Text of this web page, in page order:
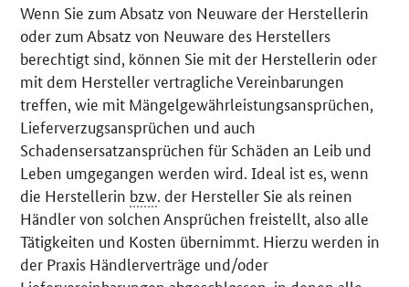
Wenn Sie zum Absatz von Neuware der Herstellerin
oder zum Absatz von Neuware des Herstellers
berechtigt sind, können Sie mit der Herstellerin oder
mit dem Hersteller vertragliche Vereinbarungen
treffen, wie mit Mängelgewährleistungsansprüchen,
Lieferverzugsansprüchen und auch
Schadensersatzansprüchen für Schäden an Leib und
Leben umgegangen werden wird. Ideal ist es, wenn
die Herstellerin bzw. der Hersteller Sie als reinen
Händler von solchen Ansprüchen freistellt, also alle
Tätigkeiten und Kosten übernimmt. Hierzu werden in
der Praxis Händlerverträge und/oder